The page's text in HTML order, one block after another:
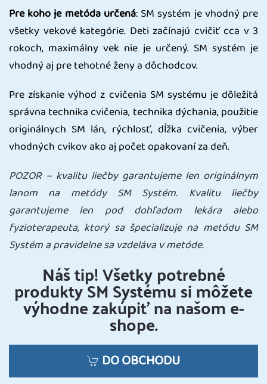
Pre koho je metóda určená: SM systém je vhodný pre
všetky vekové kategórie. Deti začínajú cvičiť cca v 3
rokoch, maximálny vek nie je určený. SM systém je
vhodný aj pre tehotné ženy a dôchodcov.
Pre získanie výhod z cvičenia SM systému je dôležitá
správna technika cvičenia, technika dýchania, použitie
originálnych SM lán, rýchlosť, dĺžka cvičenia, výber
vhodných cvikov ako aj počet opakovaní za deň.
POZOR – kvalitu liečby garantujeme len originálnym
lanom na metódy SM Systém. Kvalitu liečby
garantujeme len pod dohľadom lekára alebo
fyzioterapeuta, ktorý sa špecializuje na metódu SM
Systém a pravidelne sa vzdeláva v metóde.
Náš tip! Všetky potrebné
produkty SM Systému si môžete
výhodne zakúpiť na našom e-
shope.
DO OBCHODU